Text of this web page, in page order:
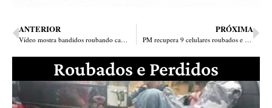
ANTERIOR
Vídeo mostra bandidos roubando carro de jornalista no Centro de Teresina
PRÓXIMA
PM recupera 9 celulares roubados e uma motocicleta na Terra Prometida
Roubados e Perdidos